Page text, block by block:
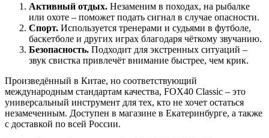
Активный отдых. Незаменим в походах, на рыбалке
или охоте – поможет подать сигнал в случае опасности.
Спорт. Используется тренерами и судьями в футболе,
баскетболе и других играх благодаря чёткому звучанию.
Безопасность. Подходит для экстренных ситуаций –
звук свистка привлечёт внимание быстрее, чем крик.
Произведённый в Китае, но соответствующий
международным стандартам качества, FOX40 Classic – это
универсальный инструмент для тех, кто не хочет остаться
незамеченным. Доступен в магазине в Екатеринбурге, а также
с доставкой по всей России.